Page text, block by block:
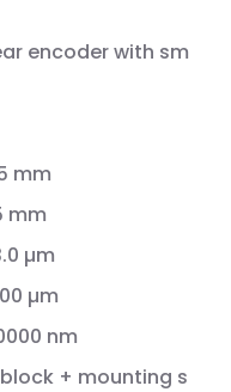
encoder with sm
mm
mm
µm
µm
nm
+ mounting s